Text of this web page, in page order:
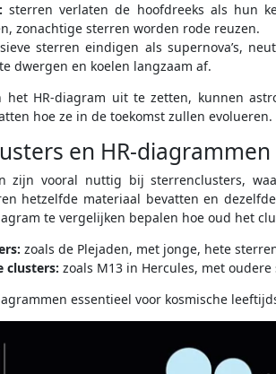
sterren verlaten de hoofdreeks als hun
zonachtige sterren worden rode reuzen.
sterren eindigen als supernova’s,
dwergen en koelen langzaam af.
het HR-diagram uit te zetten, kunnen
hoe ze in de toekomst zullen evolueren.
en HR-diagrammen
zijn vooral nuttig bij sterrenclusters,
hetzelfde materiaal bevatten en
te vergelijken bepalen hoe oud het
zoals de Plejaden, met jonge, hete
clusters: zoals M13 in Hercules, met
essentieel voor kosmische